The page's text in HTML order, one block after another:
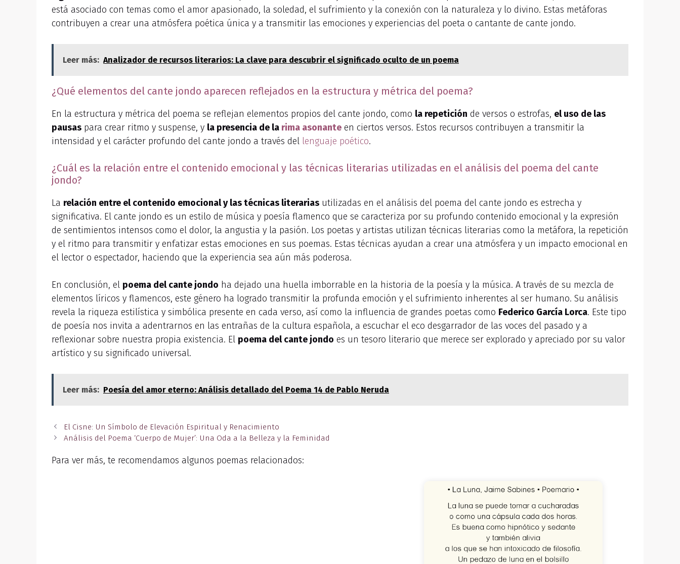
está asociado con temas como el amor apasionado, la soledad, el sufrimiento y la conexión con la naturaleza y lo divino. Estas metáforas
contribuyen a crear una atmósfera poética única y a transmitir las emociones y experiencias del poeta o cantante de cante jondo.
Leer más: Analizador de recursos literarios: La clave para descubrir el significado oculto de un poema
¿Qué elementos del cante jondo aparecen reflejados en la estructura y métrica del poema?
En la estructura y métrica del poema se reflejan elementos propios del cante jondo, como la repetición de versos o estrofas, el uso de las
pausas para crear ritmo y suspense, y la presencia de la rima asonante en ciertos versos. Estos recursos contribuyen a transmitir la
intensidad y el carácter profundo del cante jondo a través del lenguaje poético.
¿Cuál es la relación entre el contenido emocional y las técnicas literarias utilizadas en el análisis del poema del cante
jondo?
La relación entre el contenido emocional y las técnicas literarias utilizadas en el análisis del poema del cante jondo es estrecha y
significativa. El cante jondo es un estilo de música y poesía flamenco que se caracteriza por su profundo contenido emocional y la expresión
de sentimientos intensos como el dolor, la angustia y la pasión. Los poetas y artistas utilizan técnicas literarias como la metáfora, la repetición
y el ritmo para transmitir y enfatizar estas emociones en sus poemas. Estas técnicas ayudan a crear una atmósfera y un impacto emocional en
el lector o espectador, haciendo que la experiencia sea aún más poderosa.
En conclusión, el poema del cante jondo ha dejado una huella imborrable en la historia de la poesía y la música. A través de su mezcla de
elementos líricos y flamencos, este género ha logrado transmitir la profunda emoción y el sufrimiento inherentes al ser humano. Su análisis
revela la riqueza estilística y simbólica presente en cada verso, así como la influencia de grandes poetas como Federico García Lorca. Este tipo
de poesía nos invita a adentrarnos en las entrañas de la cultura española, a escuchar el eco desgarrador de las voces del pasado y a
reflexionar sobre nuestra propia existencia. El poema del cante jondo es un tesoro literario que merece ser explorado y apreciado por su valor
artístico y su significado universal.
Leer más: Poesía del amor eterno: Análisis detallado del Poema 14 de Pablo Neruda
El Cisne: Un Símbolo de Elevación Espiritual y Renacimiento
Análisis del Poema ‘Cuerpo de Mujer’: Una Oda a la Belleza y la Feminidad
Para ver más, te recomendamos algunos poemas relacionados: